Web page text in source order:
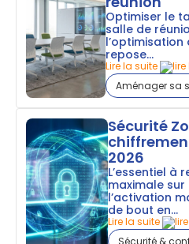
Optimiser le
salle de
l’optimisation
repose...
Lire la suite
Aménager sa
Sécurité
2026
L’essentiel à
maximale
l’activation
de bout en...
Lire la suite
Sécurité &